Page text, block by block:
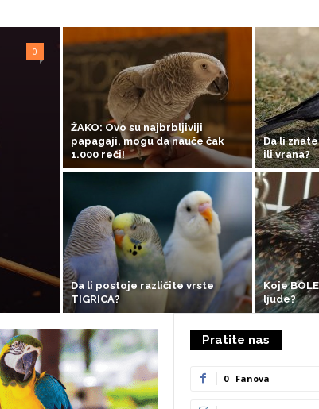
0
ŽAKO: Ovo su najbrbljiviji
papagaji, mogu da nauče čak
1.000 reči!
Da li
ili vrana?
Da li postoje različite vrste
TIGRICA?
Koje
ljude?
Pratite nas
0 Fanova